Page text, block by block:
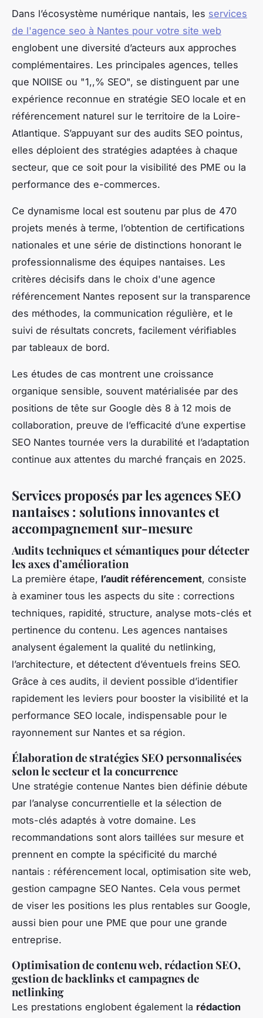
Dans l’écosystème numérique nantais, les services
de l'agence seo à Nantes pour votre site web
englobent une diversité d’acteurs aux approches
complémentaires. Les principales agences, telles
que NOIISE ou "1,,% SEO", se distinguent par une
expérience reconnue en stratégie SEO locale et en
référencement naturel sur le territoire de la Loire-
Atlantique. S’appuyant sur des audits SEO pointus,
elles déploient des stratégies adaptées à chaque
secteur, que ce soit pour la visibilité des PME ou la
performance des e-commerces.
Ce dynamisme local est soutenu par plus de 470
projets menés à terme, l’obtention de certifications
nationales et une série de distinctions honorant le
professionnalisme des équipes nantaises. Les
critères décisifs dans le choix d'une agence
référencement Nantes reposent sur la transparence
des méthodes, la communication régulière, et le
suivi de résultats concrets, facilement vérifiables
par tableaux de bord.
Les études de cas montrent une croissance
organique sensible, souvent matérialisée par des
positions de tête sur Google dès 8 à 12 mois de
collaboration, preuve de l’efficacité d’une expertise
SEO Nantes tournée vers la durabilité et l’adaptation
continue aux attentes du marché français en 2025.
Services proposés par les agences SEO
nantaises : solutions innovantes et
accompagnement sur-mesure
Audits techniques et sémantiques pour détecter
les axes d’amélioration
La première étape, l’audit référencement, consiste
à examiner tous les aspects du site : corrections
techniques, rapidité, structure, analyse mots-clés et
pertinence du contenu. Les agences nantaises
analysent également la qualité du netlinking,
l’architecture, et détectent d’éventuels freins SEO.
Grâce à ces audits, il devient possible d’identifier
rapidement les leviers pour booster la visibilité et la
performance SEO locale, indispensable pour le
rayonnement sur Nantes et sa région.
Élaboration de stratégies SEO personnalisées
selon le secteur et la concurrence
Une stratégie contenue Nantes bien définie débute
par l’analyse concurrentielle et la sélection de
mots-clés adaptés à votre domaine. Les
recommandations sont alors taillées sur mesure et
prennent en compte la spécificité du marché
nantais : référencement local, optimisation site web,
gestion campagne SEO Nantes. Cela vous permet
de viser les positions les plus rentables sur Google,
aussi bien pour une PME que pour une grande
entreprise.
Optimisation de contenu web, rédaction SEO,
gestion de backlinks et campagnes de
netlinking
Les prestations englobent également la rédaction